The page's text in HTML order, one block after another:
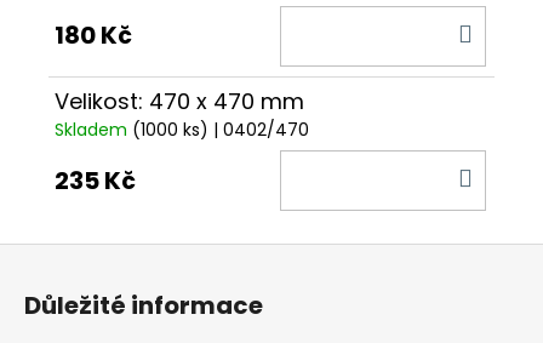
180 Kč
Velikost: 470 x 470 mm
Skladem (1000 ks) | 0402/470
235 Kč
Důležité informace